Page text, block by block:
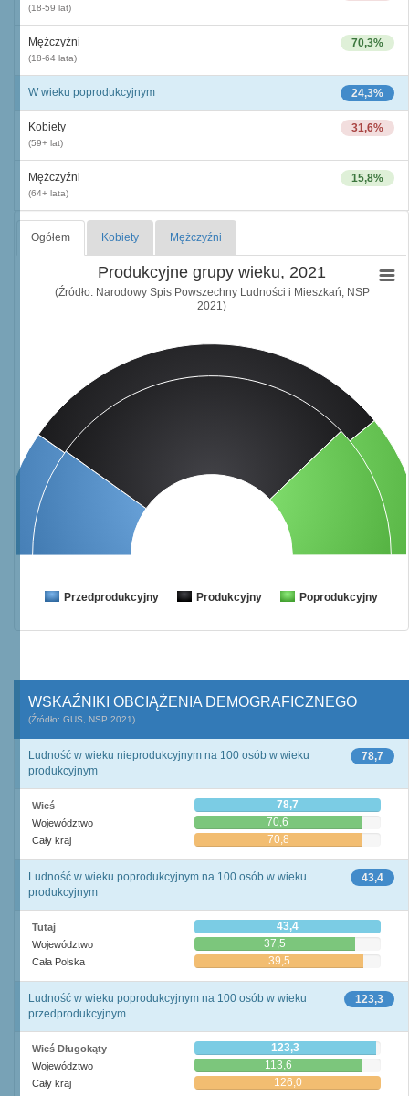
(18-59 lat)
70,3%
Mężczyźni
(18-64 lata)
24,3%
W wieku poprodukcyjnym
31,6%
Kobiety
(59+ lat)
15,8%
Mężczyźni
(64+ lata)
Ogółem Kobiety Mężczyźni
Produkcyjne grupy wieku, 2021
(Źródło: Narodowy Spis Powszechny Ludności i Mieszkań, NSP
2021)
Przedprodukcyjny Produkcyjny Poprodukcyjny
WSKAŹNIKI OBCIĄŻENIA DEMOGRAFICZNEGO
(Źródło: GUS, NSP 2021)
78,7
Ludność w wieku nieprodukcyjnym na 100 osób w wieku
produkcyjnym
Wieś 78,7
Województwo 70,6
Cały kraj 70,8
43,4
Ludność w wieku poprodukcyjnym na 100 osób w wieku
produkcyjnym
Tutaj 43,4
Województwo 37,5
Cała Polska 39,5
123,3
Ludność w wieku poprodukcyjnym na 100 osób w wieku
przedprodukcyjnym
Wieś Długokąty 123,3
Województwo 113,6
Cały kraj 126,0